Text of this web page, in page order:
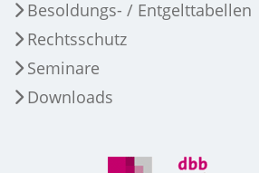
Besoldungs- / Entgelttabellen
Rechtsschutz
Seminare
Downloads